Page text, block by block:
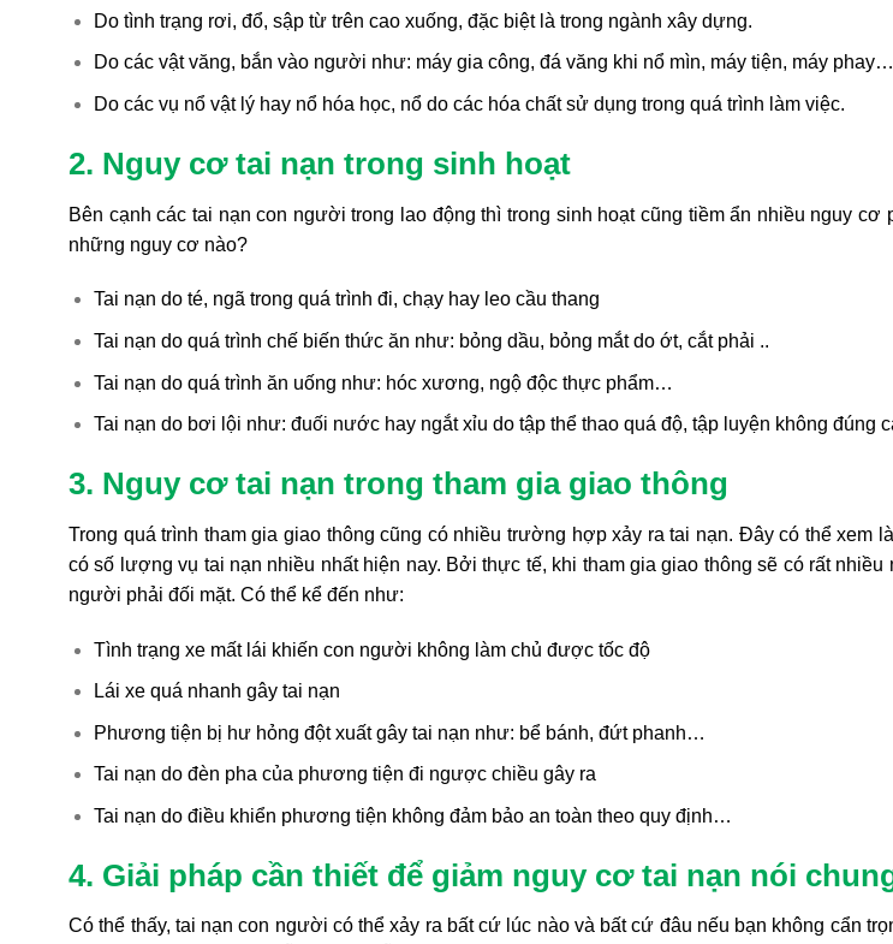
Do tình trạng rơi, đổ, sập từ trên cao xuống, đặc biệt là trong ngành xây dựng.
Do các vật văng, bắn vào người như: máy gia công, đá văng khi nổ mìn, máy tiện, máy phay…
Do các vụ nổ vật lý hay nổ hóa học, nổ do các hóa chất sử dụng trong quá trình làm việc.
2. Nguy cơ tai nạn trong sinh hoạt
Bên cạnh các tai nạn con người trong lao động thì trong sinh hoạt cũng tiềm ẩn nhiều nguy cơ
những nguy cơ nào?
Tai nạn do té, ngã trong quá trình đi, chạy hay leo cầu thang
Tai nạn do quá trình chế biến thức ăn như: bỏng dầu, bỏng mắt do ớt, cắt phải ..
Tai nạn do quá trình ăn uống như: hóc xương, ngộ độc thực phẩm…
Tai nạn do bơi lội như: đuối nước hay ngắt xỉu do tập thể thao quá độ, tập luyện không đúng
3. Nguy cơ tai nạn trong tham gia giao thông
Trong quá trình tham gia giao thông cũng có nhiều trường hợp xảy ra tai nạn. Đây có thể xem
có số lượng vụ tai nạn nhiều nhất hiện nay. Bởi thực tế, khi tham gia giao thông sẽ có rất nhiều
người phải đối mặt. Có thể kể đến như:
Tình trạng xe mất lái khiến con người không làm chủ được tốc độ
Lái xe quá nhanh gây tai nạn
Phương tiện bị hư hỏng đột xuất gây tai nạn như: bể bánh, đứt phanh…
Tai nạn do đèn pha của phương tiện đi ngược chiều gây ra
Tai nạn do điều khiển phương tiện không đảm bảo an toàn theo quy định…
4. Giải pháp cần thiết để giảm nguy cơ tai nạn nói
Có thể thấy, tai nạn con người có thể xảy ra bất cứ lúc nào và bất cứ đâu nếu bạn không cẩn